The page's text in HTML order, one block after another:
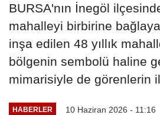
BURSA'nın İnegöl
mahalleyi birbirine
inşa edilen 48 yıllık
bölgenin sembolü haline
mimarisiyle de görenlerin
HABERLER 10 Haziran 2026 - 11:16